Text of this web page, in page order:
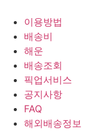
content
이용방법
배송비
해운
배송조회
픽업서비스
공지사항
FAQ
해외배송정보